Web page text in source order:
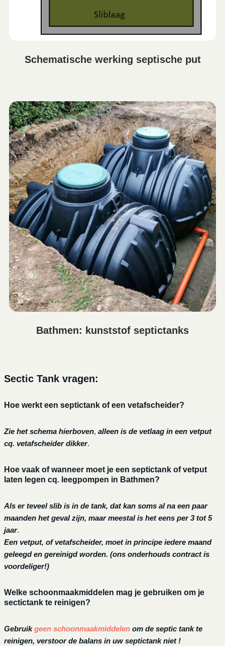
Schematische werking septische put
Bathmen: kunststof septictanks
Sectic Tank vragen:
Hoe werkt een septictank of een vetafscheider?
Zie het schema hierboven, alleen is de vetlaag in een vetput
cq. vetafscheider dikker.
Hoe vaak of wanneer moet je een septictank of vetput
laten legen cq. leegpompen in Bathmen?
Als er teveel slib is in de tank, dat kan soms al na een paar
maanden het geval zijn, maar meestal is het eens per 3 tot 5
jaar.
Een vetput, of vetafscheider, moet in principe iedere maand
geleegd en gereinigd worden. (ons onderhouds contract is
voordeliger!)
Welke schoonmaakmiddelen mag je gebruiken om je
sectictank te reinigen?
Gebruikgeen schoonmaakmiddelen om de septic tank te
reinigen, verstoor de balans in uw septictank niet !